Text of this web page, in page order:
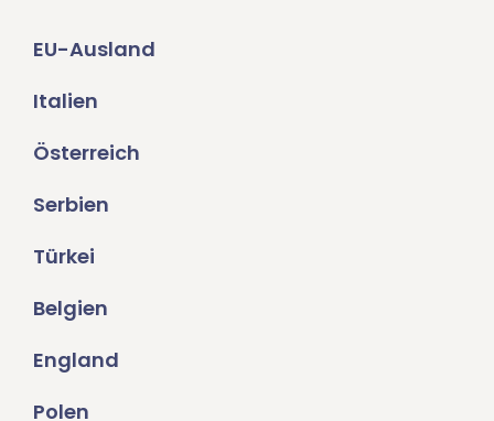
EU-Ausland
Italien
Österreich
Serbien
Türkei
Belgien
England
Polen